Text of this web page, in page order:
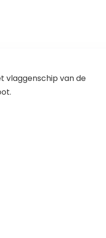
vlaggenschip van de